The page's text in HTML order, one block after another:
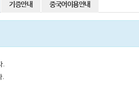
기증안내 중국어이용안내
.
.